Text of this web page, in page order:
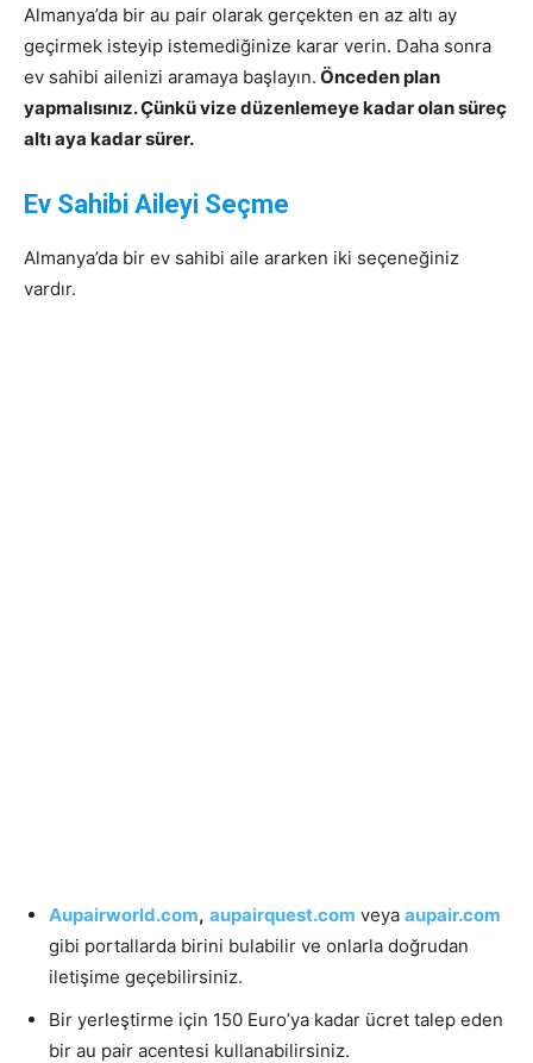
Almanya’da bir au pair olarak gerçekten en az altı ay
geçirmek isteyip istemediğinize karar verin. Daha sonra
ev sahibi ailenizi aramaya başlayın. Önceden plan
yapmalısınız. Çünkü vize düzenlemeye kadar olan süreç
altı aya kadar sürer.
Ev Sahibi Aileyi Seçme
Almanya’da bir ev sahibi aile ararken iki seçeneğiniz
vardır.
Aupairworld.com, aupairquest.com veya aupair.com
gibi portallarda birini bulabilir ve onlarla doğrudan
iletişime geçebilirsiniz.
Bir yerleştirme için 150 Euro’ya kadar ücret talep eden
bir au pair acentesi kullanabilirsiniz.